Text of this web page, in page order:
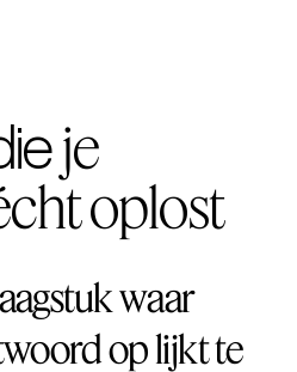
je
oplost
waar
op lijkt te